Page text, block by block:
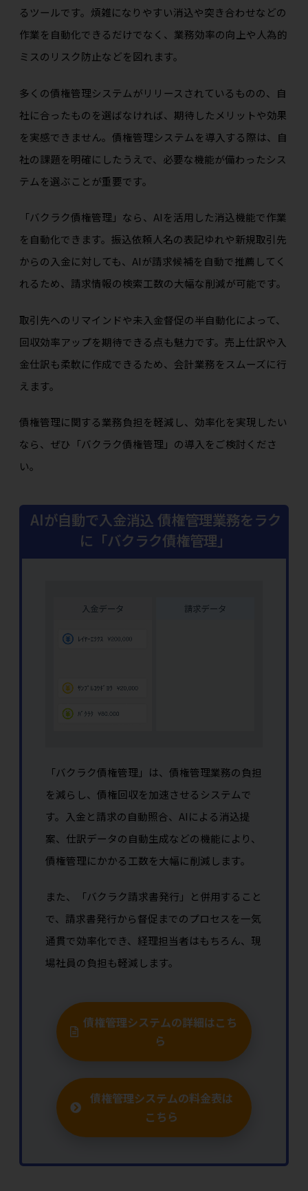
るツールです。煩雑になりやすい消込や突き合わせなどの
作業を自動化できるだけでなく、業務効率の向上や人為的
ミスのリスク防止などを図れます。
多くの債権管理システムがリリースされているものの、自
社に合ったものを選ばなければ、期待したメリットや効果
を実感できません。債権管理システムを導入する際は、自
社の課題を明確にしたうえで、必要な機能が備わったシス
テムを選ぶことが重要です。
「バクラク債権管理」なら、AIを活用した消込機能で作業
を自動化できます。振込依頼人名の表記ゆれや新規取引先
からの入金に対しても、AIが請求候補を自動で推薦してく
れるため、請求情報の検索工数の大幅な削減が可能です。
取引先へのリマインドや未入金督促の半自動化によって、
回収効率アップを期待できる点も魅力です。売上仕訳や入
金仕訳も柔軟に作成できるため、会計業務をスムーズに行
えます。
債権管理に関する業務負担を軽減し、効率化を実現したい
なら、ぜひ「バクラク債権管理」の導入をご検討くださ
い。
AIが自動で入金消込 債権管理業務をラク
に「バクラク債権管理」
「バクラク債権管理」は、債権管理業務の負担
を減らし、債権回収を加速させるシステムで
す。入金と請求の自動照合、AIによる消込提
案、仕訳データの自動生成などの機能により、
債権管理にかかる工数を大幅に削減します。
また、「バクラク請求書発行」と併用すること
で、請求書発行から督促までのプロセスを一気
通貫で効率化でき、経理担当者はもちろん、現
場社員の負担も軽減します。
債権管理システムの詳細はこち
ら
債権管理システムの料金表は
こちら